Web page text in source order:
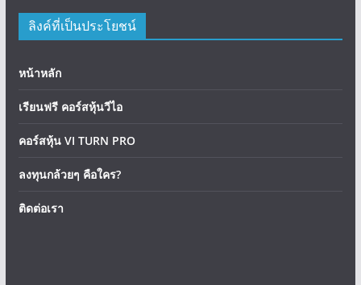
ลิงค์ที่เป็นประโยชน์
หน้าหลัก
เรียนฟรี คอร์สหุ้นวีไอ
คอร์สหุ้น VI TURN PRO
ลงทุนกล้วยๆ คือใคร?
ติดต่อเรา